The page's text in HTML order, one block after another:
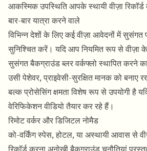
आकस्मिक उपस्थिति आपके स्थायी वीज़ा रिकॉर्ड
बार-बार यात्रा करने वाले
विभिन्न देशों के लिए कई वीज़ा आवेदनों में सुसंगत
सुनिश्चित करें। यदि आप नियमित रूप से वीज़ा
सुसंगत बैकग्राउंड ब्लर वर्कफ्लो स्थापित करने
उसी पेशेवर, प्राइवेसी-सुरक्षित मानक को बनाए
बल्क प्रोसेसिंग क्षमताविशेष रूप से उपयोगी है
वेरिफिकेशन वीडियो तैयार कर रहे हैं।
रिमोट वर्कर और डिजिटल नोमैड
को-वर्किंग स्पेस, होटल, या अस्थायी आवास से